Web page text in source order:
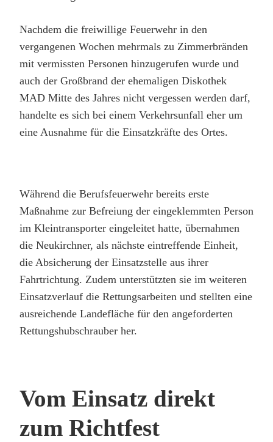
Nachdem die freiwillige Feuerwehr in den
vergangenen Wochen mehrmals zu Zimmerbränden
mit vermissten Personen hinzugerufen wurde und
auch der Großbrand der ehemaligen Diskothek
MAD Mitte des Jahres nicht vergessen werden darf,
handelte es sich bei einem Verkehrsunfall eher um
eine Ausnahme für die Einsatzkräfte des Ortes.
Während die Berufsfeuerwehr bereits erste
Maßnahme zur Befreiung der eingeklemmten Person
im Kleintransporter eingeleitet hatte, übernahmen
die Neukirchner, als nächste eintreffende Einheit,
die Absicherung der Einsatzstelle aus ihrer
Fahrtrichtung. Zudem unterstützten sie im weiteren
Einsatzverlauf die Rettungsarbeiten und stellten eine
ausreichende Landefläche für den angeforderten
Rettungshubschrauber her.
Vom Einsatz direkt
zum Richtfest